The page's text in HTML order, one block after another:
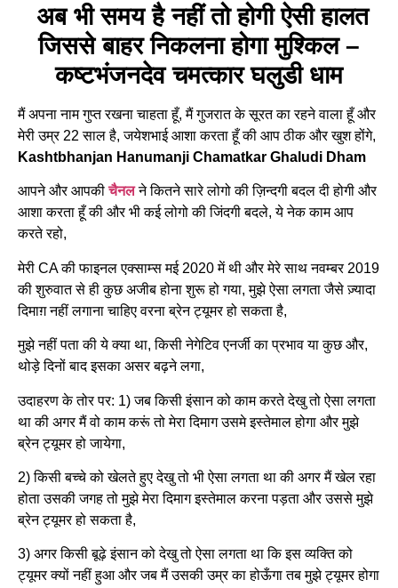
अब भी समय है नहीं तो होगी ऐसी हालत
जिससे बाहर निकलना होगा मुश्किल –
कष्टभंजनदेव चमत्कार घलुडी धाम
मैं अपना नाम गुप्त रखना चाहता हूँ, मैं गुजरात के सूरत का रहने वाला हूँ और
मेरी उम्र 22 साल है, जयेशभाई आशा करता हूँ की आप ठीक और खुश होंगे,
Kashtbhanjan Hanumanji Chamatkar Ghaludi Dham
आपने और आपकीचैनलने कितने सारे लोगो की ज़िन्दगी बदल दी होगी और
आशा करता हूँ की और भी कई लोगो की जिंदगी बदले, ये नेक काम आप
करते रहो,
मेरी CA की फाइनल एक्साम्स मई 2020 में थी और मेरे साथ नवम्बर 2019
की शुरुवात से ही कुछ अजीब होना शुरू हो गया, मुझे ऐसा लगता जैसे ज़्यादा
दिमाग़ नहीं लगाना चाहिए वरना ब्रेन ट्यूमर हो सकता है,
मुझे नहीं पता की ये क्या था, किसी नेगेटिव एनर्जी का प्रभाव या कुछ और,
थोड़े दिनों बाद इसका असर बढ़ने लगा,
उदाहरण के तोर पर: 1) जब किसी इंसान को काम करते देखु तो ऐसा लगता
था की अगर मैं वो काम करूं तो मेरा दिमाग उसमे इस्तेमाल होगा और मुझे
ब्रेन ट्यूमर हो जायेगा,
2) किसी बच्चे को खेलते हुए देखु तो भी ऐसा लगता था की अगर मैं खेल रहा
होता उसकी जगह तो मुझे मेरा दिमाग इस्तेमाल करना पड़ता और उससे मुझे
ब्रेन ट्यूमर हो सकता है,
3) अगर किसी बूढ़े इंसान को देखु तो ऐसा लगता था कि इस व्यक्ति को
ट्यूमर क्यों नहीं हुआ और जब मैं उसकी उम्र का होऊँगा तब मुझे ट्यूमर होगा